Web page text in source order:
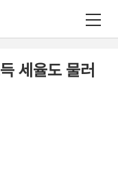
세율도 물러